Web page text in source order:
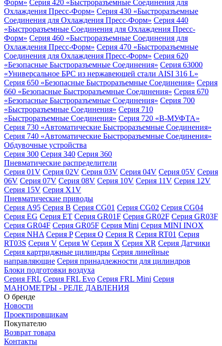
Форм» Серия 420 «Быстроразъемные Соединения для
Охлаждения Пресс-Форм» Серия 430 «Быстроразъемные
Соединения для Охлаждения Пресс-Форм» Серия 440
«Быстроразъемные Соединения для Охлаждения Пресс-
Форм» Серия 460 «Быстроразъемные Соединения для
Охлаждения Пресс-Форм» Серия 470 «Быстроразъемные
Соединения для Охлаждения Пресс-Форм» Серия 620
«Безопасные Быстроразъемные Соединения» Серия 63000
«Универсальное БРС из нержавеющей стали AISI 316 L»
Серия 650 «Безопасные Быстроразъемные Соединения» Серия
660 «Безопасные Быстроразъемные Соединения» Серия 670
«Безопасные Быстроразъемные Соединения» Серия 700
«Быстроразъемные Соединения» Серия 710
«Быстроразъемные Соединения» Серия 720 «B-МУФТА»
Серия 730 «Автоматические Быстроразъемные Соединения»
Серия 740 «Автоматические Быстроразъемные Соединения»
Обдувочные устройства
Серия 300 Серия 340 Серия 360
Пневматические распределители
Серия 01V Серия 02V Серия 03V Серия 04V Серия 05V Серия
06V Серия 07V Серия 08V Серия 10V Серия 11V Серия 12V
Серия 15V Серия X1V
Пневматические приводы
Серия A95 Серия B Серия CG01 Серия CG02 Серия CG04
Серия EG Серия ET Серия GR01F Серия GR02F Серия GR03F
Серия GR04F Серия GR05F Серия Mini Серия MINI INOX
Серия NHA Серия P Серия Q Серия R Серия RT01 Серия
RT03S Серия V Серия W Серия X Серия XR Серия Датчики
Серия картриджные цилиндры Серия линейные
направляющие Серия принадлежности для цилиндров
Блоки подготовки воздуха
Серия FRL Серия FRL Evo Серия FRL Mini Серия
МАНОМЕТРЫ - РЕЛЕ ДАВЛЕНИЯ
О бренде
Новости
Проектировщикам
Покупателю
Возврат товара
Контакты